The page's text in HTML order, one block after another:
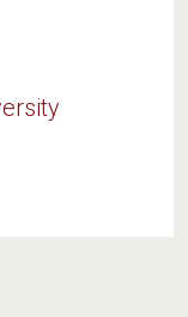
di reciproca
come due